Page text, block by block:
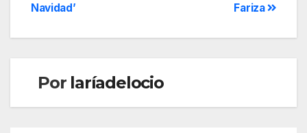
Fariza
Navidad’
Por laríadelocio